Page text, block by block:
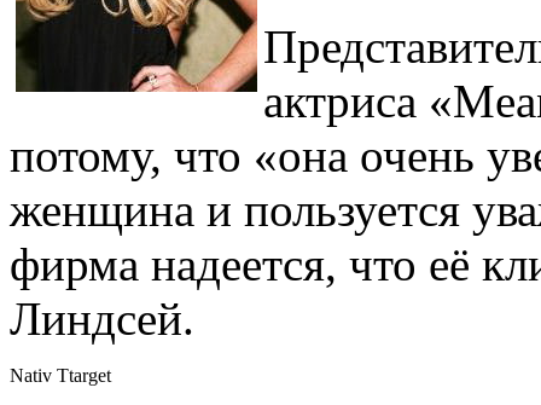
актриса
потому, что «она очень
женщина и пользуется
фирма надеется, что её
Линдсей.
Nativ Ttarget